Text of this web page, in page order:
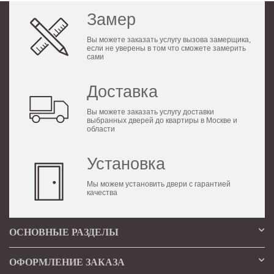
Замер
Вы можете заказать услугу вызова замерщика,
если не уверены в том что сможете замерить
сами
Доставка
Вы можете заказать услугу доставки
выбранных дверей до квартиры в Москве и
области
Установка
Мы можем установить двери с гарантией
качества
ОСНОВНЫЕ РАЗДЕЛЫ
ОФОРМЛЕНИЕ ЗАКАЗА